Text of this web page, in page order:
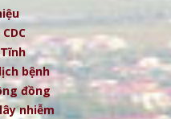
bệnh
đồng
nhiễm